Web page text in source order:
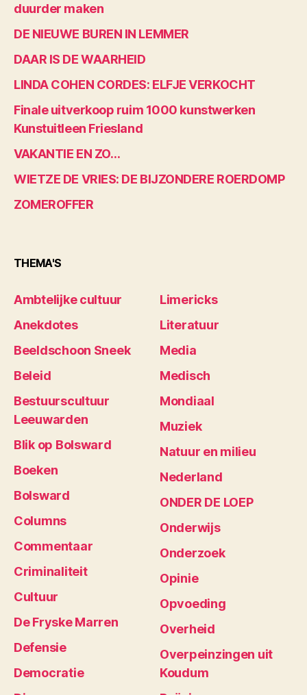
duurder maken
DE NIEUWE BUREN IN LEMMER
DAAR IS DE WAARHEID
LINDA COHEN CORDES: ELFJE VERKOCHT
Finale uitverkoop ruim 1000 kunstwerken
Kunstuitleen Friesland
VAKANTIE EN ZO…
WIETZE DE VRIES: DE BIJZONDERE ROERDOMP
ZOMEROFFER
THEMA'S
Ambtelijke cultuur
Anekdotes
Beeldschoon Sneek
Beleid
Bestuurscultuur
Leeuwarden
Blik op Bolsward
Boeken
Bolsward
Columns
Commentaar
Criminaliteit
Cultuur
De Fryske Marren
Defensie
Democratie
Limericks
Literatuur
Media
Medisch
Mondiaal
Muziek
Natuur en milieu
Nederland
ONDER DE LOEP
Onderwijs
Onderzoek
Opinie
Opvoeding
Overheid
Overpeinzingen uit
Koudum